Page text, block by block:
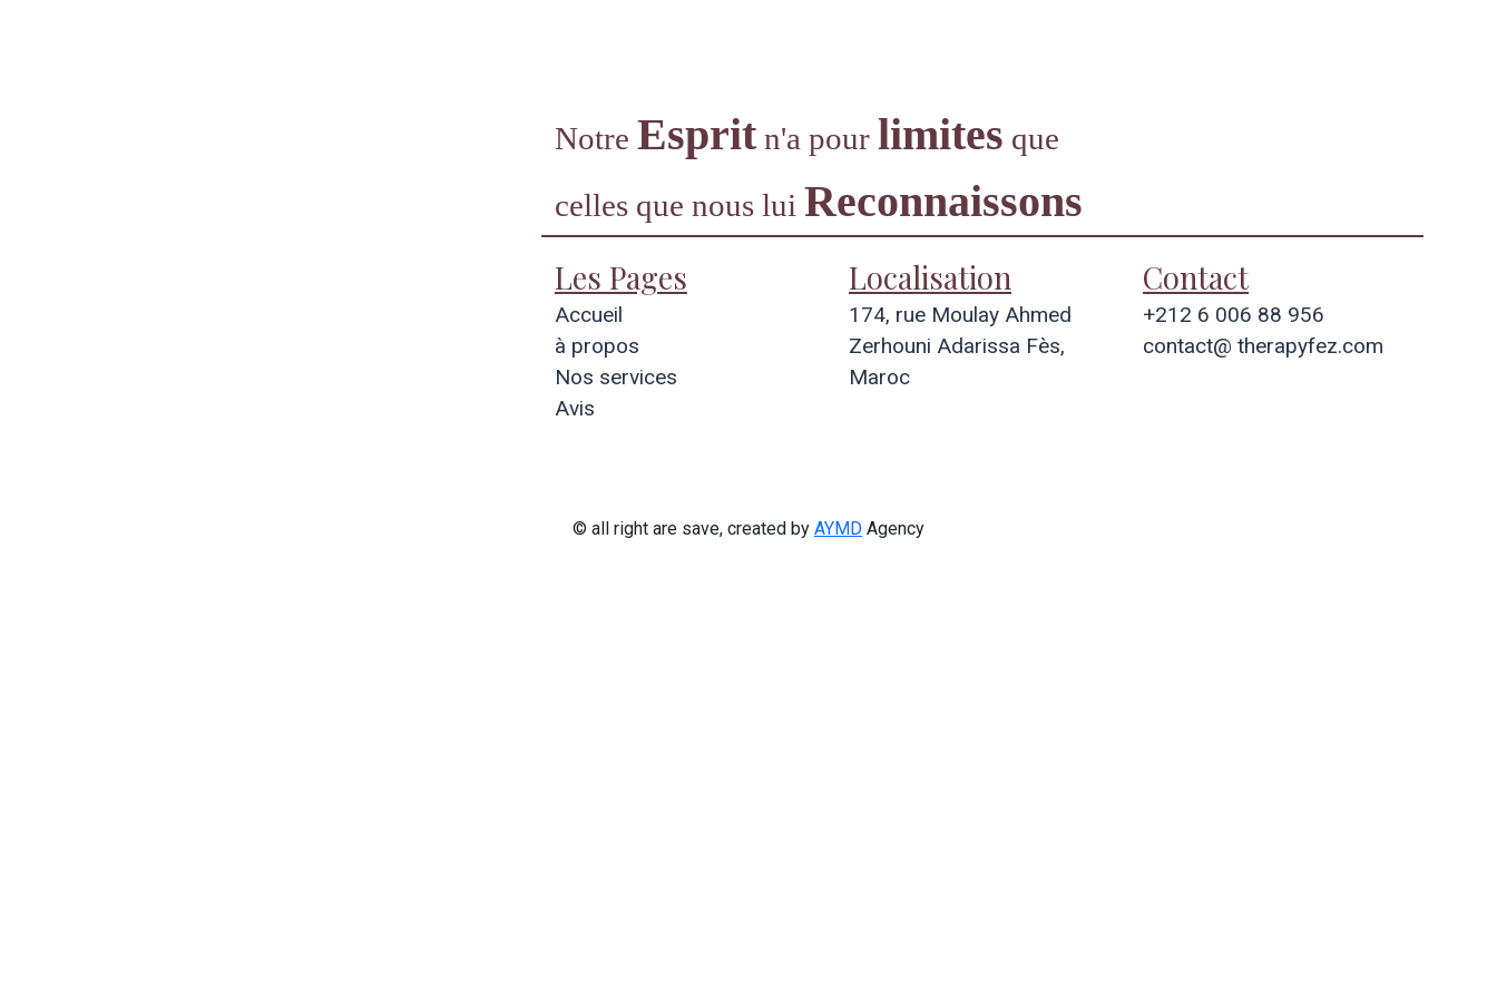
Notre Espritn'a pour limites que
celles que nous lui Reconnaissons
Les Pages
Accueil
à propos
Nos services
Avis
Localisation
174, rue Moulay Ahmed
Zerhouni Adarissa Fès,
Maroc
Contact
+212 6 006 88 956
contact@ therapyfez.com
© all right are save, created by AYMD Agency